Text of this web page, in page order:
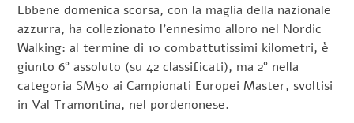
Ebbene domenica scorsa, con la maglia della nazionale
azzurra, ha collezionato l’ennesimo alloro nel Nordic
Walking: al termine di 10 combattutissimi kilometri, è
giunto 6° assoluto (su 42 classificati), ma 2° nella
categoria SM50 ai Campionati Europei Master, svoltisi
in Val Tramontina, nel pordenonese.